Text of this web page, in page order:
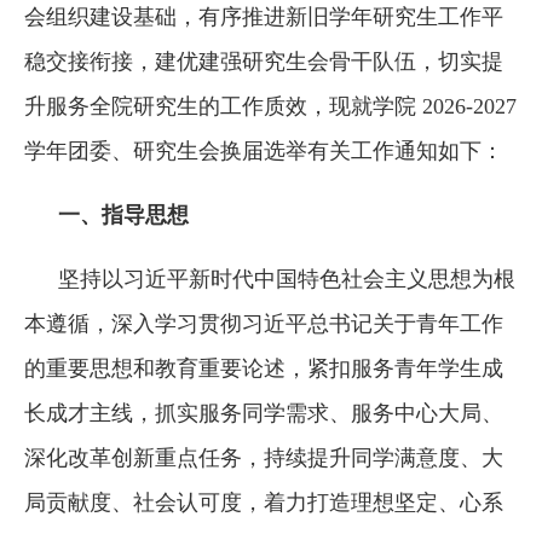
会组织建设基础，有序推进新旧学年研究生工作平
稳交接衔接，建优建强研究生会骨干队伍，切实提
升服务全院研究生的工作质效，现就学院 2026-2027
学年团委、研究生会换届选举有关工作通知如下：
一、指导思想
坚持以习近平新时代中国特色社会主义思想为根
本遵循，深入学习贯彻习近平总书记关于青年工作
的重要思想和教育重要论述，紧扣服务青年学生成
长成才主线，抓实服务同学需求、服务中心大局、
深化改革创新重点任务，持续提升同学满意度、大
局贡献度、社会认可度，着力打造理想坚定、心系